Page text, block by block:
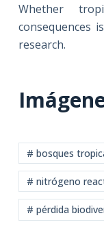
Whether
consequences
research.
# bosques
# nitrógeno
# pérdida